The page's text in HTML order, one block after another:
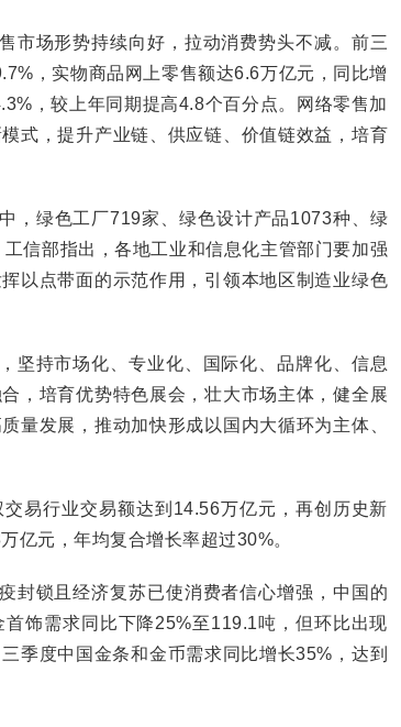
场形势持续向好，拉动消费势头不减。前三
，实物商品网上零售额达6.6万亿元，同比增
，较上年同期提高4.8个百分点。网络零售加
式，提升产业链、供应链、价值链效益，培育
绿色工厂719家、绿色设计产品1073种、绿
信部指出，各地工业和信息化主管部门要加强
以点带面的示范作用，引领本地区制造业绿色
持市场化、专业化、国际化、品牌化、信息
，培育优势特色展会，壮大市场主体，健全展
量发展，推动加快形成以国内大循环为主体、
行业交易额达到14.56万亿元，再创历史新
亿元，年均复合增长率超过30%。
锁且经济复苏已使消费者信心增强，中国的
饰需求同比下降25%至119.1吨，但环比出现
季度中国金条和金币需求同比增长35%，达到